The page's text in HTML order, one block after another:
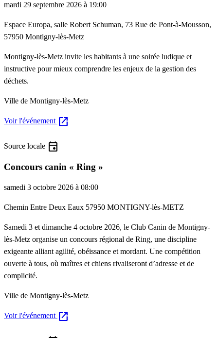
mardi 29 septembre 2026 à 19:00
Espace Europa, salle Robert Schuman, 73 Rue de Pont-à-Mousson,
57950 Montigny-lès-Metz
Montigny-lès-Metz invite les habitants à une soirée ludique et
instructive pour mieux comprendre les enjeux de la gestion des
déchets.
Ville de Montigny-lès-Metz
Voir l'événement open_in_new
Source locale event
Concours canin « Ring »
samedi 3 octobre 2026 à 08:00
Chemin Entre Deux Eaux 57950 MONTIGNY-lès-METZ
Samedi 3 et dimanche 4 octobre 2026, le Club Canin de Montigny-
lès-Metz organise un concours régional de Ring, une discipline
exigeante alliant agilité, obéissance et mordant. Une compétition
ouverte à tous, où maîtres et chiens rivaliseront d’adresse et de
complicité.
Ville de Montigny-lès-Metz
Voir l'événement open_in_new